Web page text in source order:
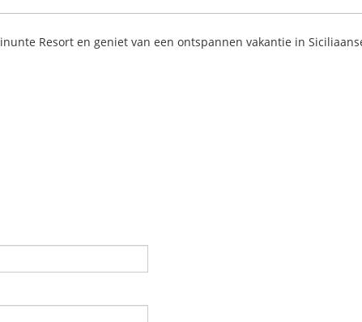
Resort en geniet van een ontspannen vakantie in